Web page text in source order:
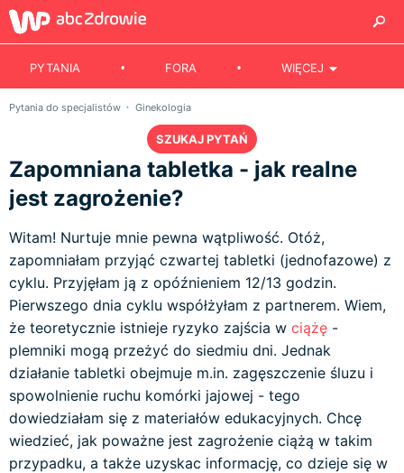
PYTANIA FORA WIĘCEJ
Pytania do specjalistów Ginekologia
SZUKAJ PYTAŃ
Zapomniana tabletka - jak realne
jest zagrożenie?
Witam! Nurtuje mnie pewna wątpliwość. Otóż,
zapomniałam przyjąć czwartej tabletki (jednofazowe) z
cyklu. Przyjęłam ją z opóźnieniem 12/13 godzin.
Pierwszego dnia cyklu współżyłam z partnerem. Wiem,
że teoretycznie istnieje ryzyko zajścia w ciążę -
plemniki mogą przeżyć do siedmiu dni. Jednak
działanie tabletki obejmuje m.in. zagęszczenie śluzu i
spowolnienie ruchu komórki jajowej - tego
dowiedziałam się z materiałów edukacyjnych. Chcę
wiedzieć, jak poważne jest zagrożenie ciążą w takim
przypadku, a także uzyskac informację, co dzieje się w